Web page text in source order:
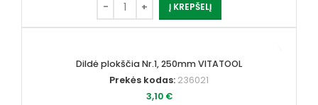
Į KREPŠELĮ
Dildė plokščia Nr.1, 250mm VITATOOL
Prekės kodas: 236021
3,10 €